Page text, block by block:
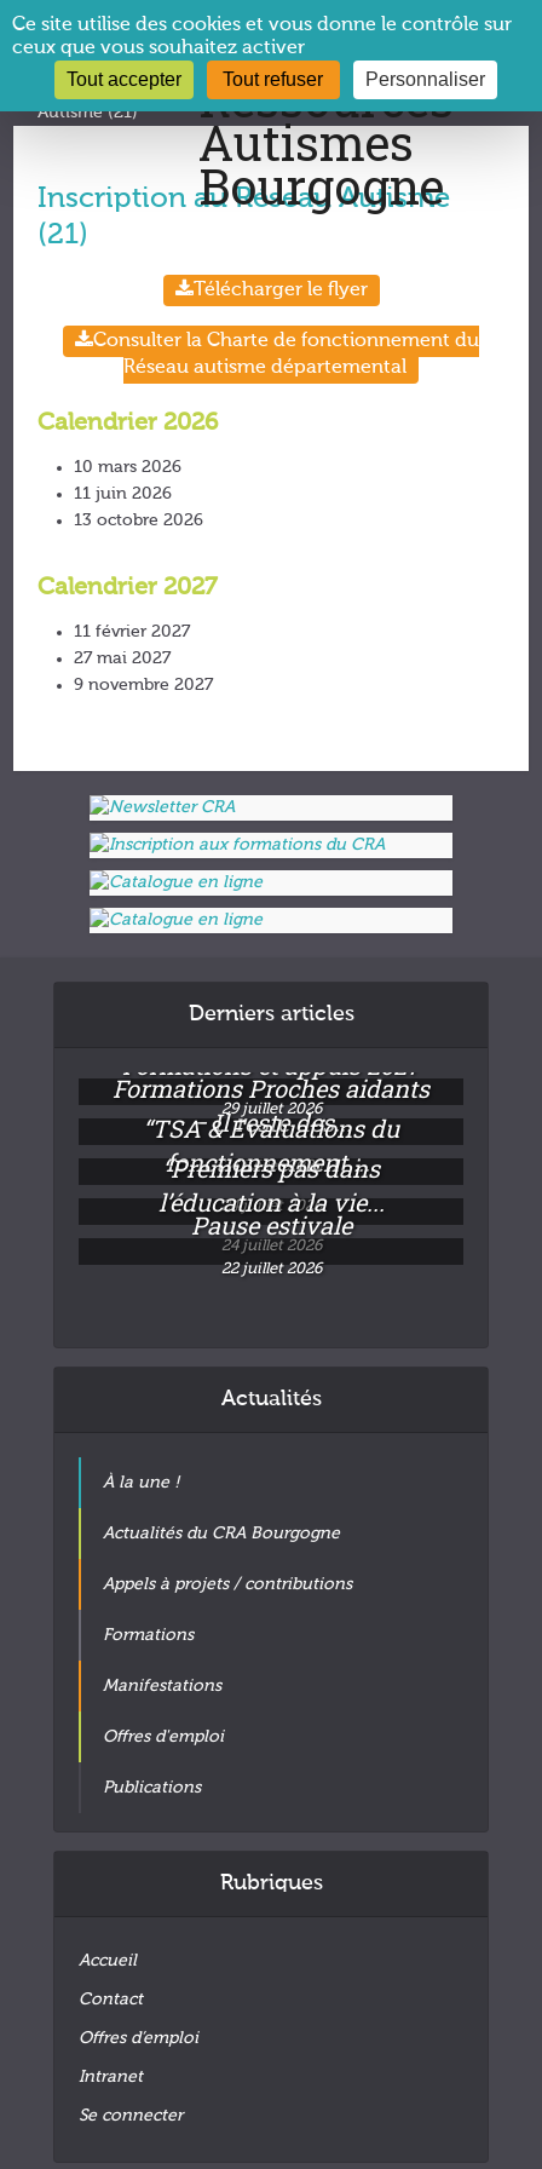
Vous êtes ici :CRA Bourgogne→Inscription au Réseau
Autisme (21)
Inscription au Réseau Autisme
(21)
Télécharger le flyer
Consulter la Charte de fonctionnement du
Réseau autisme départemental
Calendrier 2026
10 mars 2026
11 juin 2026
13 octobre 2026
Calendrier 2027
11 février 2027
27 mai 2027
9 novembre 2027
Derniers articles
Formations et appuis 2027
29 juillet 2026
Formations Proches aidants
– Il reste des...
24 juillet 2026
“TSA & Evaluations du
fonctionnement :...
24 juillet 2026
“Premiers pas dans
l’éducation à la vie...
24 juillet 2026
Pause estivale
22 juillet 2026
Actualités
À la une !
Actualités du CRA Bourgogne
Appels à projets / contributions
Formations
Manifestations
Offres d'emploi
Publications
Rubriques
Accueil
Contact
Offres d’emploi
Intranet
Se connecter
Panneau de gestion des cookies
Ce site utilise des cookies et vous donne le contrôle sur
ceux que vous souhaitez activer
Tout accepter Tout refuser Personnaliser